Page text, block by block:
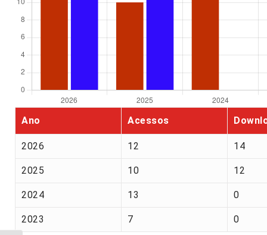
Ano Acessos
2026 12 14
2025 10 12
2024 13 0
2023 7 0